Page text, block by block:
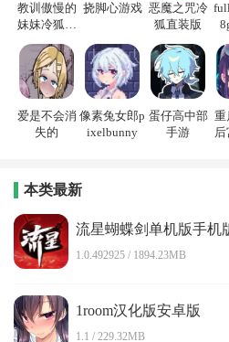
教训傲慢的
妹妹冷狐游
戏
挠脚心游戏 恶魔之咒冷
狐直装版
爱是不会消
失的
像素兔女郎p
ixelbunny
蛋仔高中部
手游
重
后
本类最新
流星蝴蝶剑单机版手机
1.0.492925 / 1894.23MB
1room汉化版安卓版
1.1 / 229.32MB